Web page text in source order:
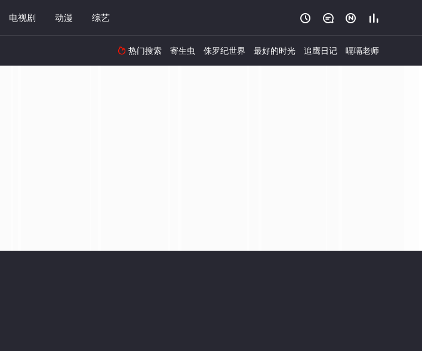
电视剧 动漫 综艺    
 热门搜索 寄生虫 侏罗纪世界 最好的时光 追鹰日记 嗝嗝老师